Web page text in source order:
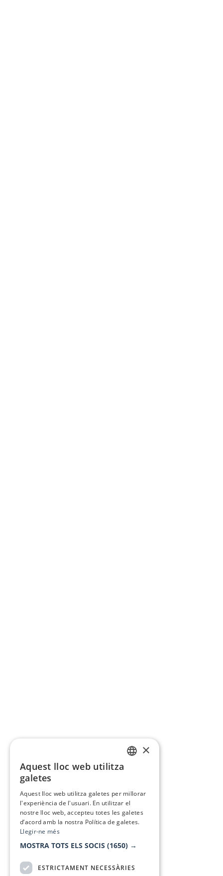
×
Aquest lloc web utilitza
galetes
Aquest lloc web utilitza galetes per millorar
l'experiència de l'usuari. En utilitzar el
nostre lloc web, accepteu totes les galetes
d’acord amb la nostra Política de galetes.
Llegir-ne més
MOSTRA TOTS ELS SOCIS (1650) →
ESTRICTAMENT NECESSÀRIES